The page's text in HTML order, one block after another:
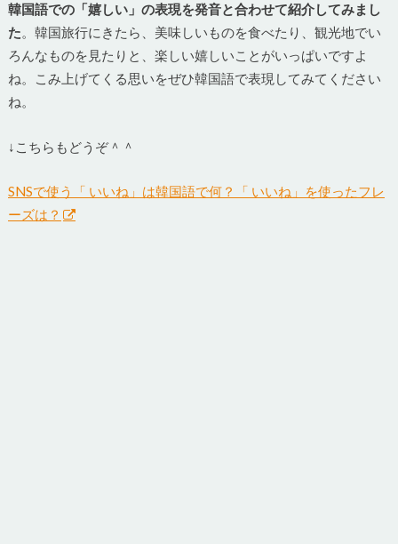
韓国語での「嬉しい」の表現を発音と合わせて紹介してみまし
た。韓国旅行にきたら、美味しいものを食べたり、観光地でい
ろんなものを見たりと、楽しい嬉しいことがいっぱいですよ
ね。こみ上げてくる思いをぜひ韓国語で表現してみてください
ね。
↓こちらもどうぞ＾＾
SNSで使う「 いいね」は韓国語で何？「 いいね」を使ったフレ
ーズは？